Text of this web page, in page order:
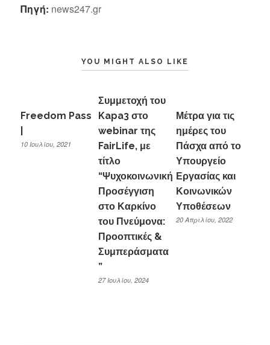
Πηγή: news247.gr
YOU MIGHT ALSO LIKE
Freedom Pass
10 Ιουλίου, 2021
Συμμετοχή του
Kapa3 στο
webinar της
FairLife, με
τίτλο
“Ψυχοκοινωνική
Προσέγγιση
στο Καρκίνο
του Πνεύμονα:
Προοπτικές &
Συμπεράσματα
”
27 Ιουλίου, 2024
Μέτρα για τις
ημέρες του
Πάσχα από το
Υπουργείο
Εργασίας και
Κοινωνικών
Υποθέσεων
20 Απριλίου, 2022